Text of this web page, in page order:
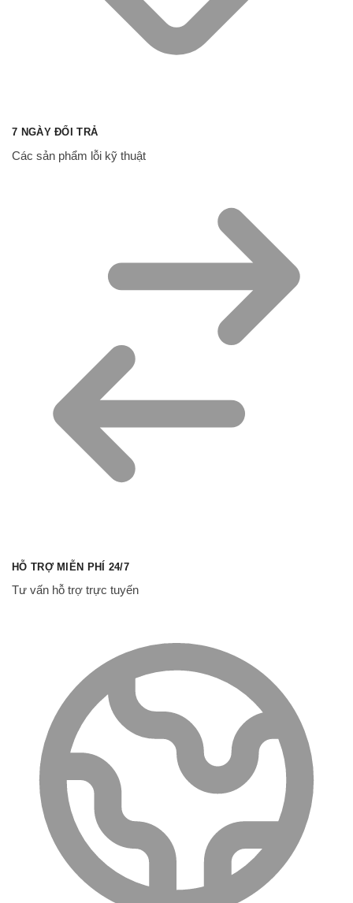
7 NGÀY ĐỔI TRẢ
Các sản phẩm lỗi kỹ thuật
HỖ TRỢ MIỄN PHÍ 24/7
Tư vấn hỗ trợ trực tuyến